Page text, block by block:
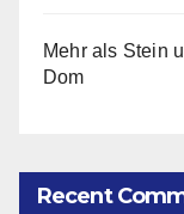
Mehr als Stein
Dom
Recent